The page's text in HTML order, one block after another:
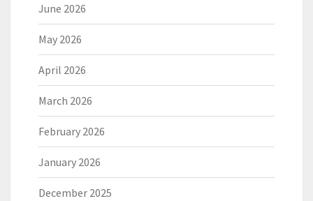
June 2026
May 2026
April 2026
March 2026
February 2026
January 2026
December 2025